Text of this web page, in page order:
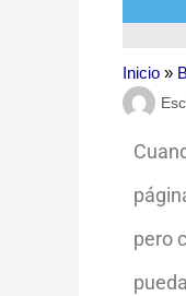
Inicio »
pero